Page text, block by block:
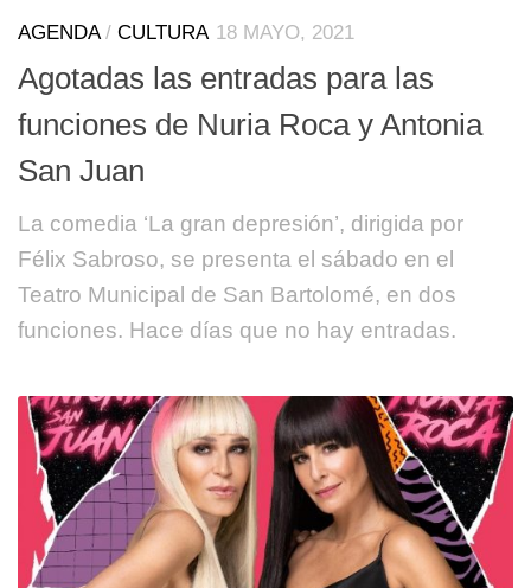
AGENDA/ CULTURA 18 MAYO, 2021
Agotadas las entradas para las
funciones de Nuria Roca y Antonia
San Juan
La comedia ‘La gran depresión’, dirigida por
Félix Sabroso, se presenta el sábado en el
Teatro Municipal de San Bartolomé, en dos
funciones. Hace días que no hay entradas.